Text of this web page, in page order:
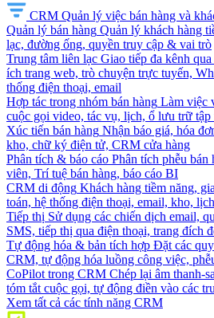
CRM Quản lý việc bán hàng và
Quản lý bán hàng Quản lý khách hàng
lạc, đường ống, quyền truy cập & vai trò
Trung tâm liên lạc Giao tiếp đa kênh
ích trang web, trò chuyện trực tuyến,
thống điện thoại, email
Hợp tác trong nhóm bán hàng Làm việc
cuộc gọi video, tác vụ, lịch, ổ lưu trữ
Xúc tiến bán hàng Nhận báo giá, hóa
kho, chữ ký điện tử, CRM cửa hàng
Phân tích & báo cáo Phân tích phễu bán
viên, Trí tuệ bán hàng, báo cáo BI
CRM di động Khách hàng tiềm năng,
toán, hệ thống điện thoại, email, kho,
Tiếp thị Sử dụng các chiến dịch email,
SMS, tiếp thị qua điện thoại, trang đích
Tự động hóa & bản tích hợp Đặt các
CRM, tự động hóa luồng công việc,
CoPilot trong CRM Chép lại âm thanh-
tóm tắt cuộc gọi, tự động điền vào các
Xem tất cả các tính năng CRM